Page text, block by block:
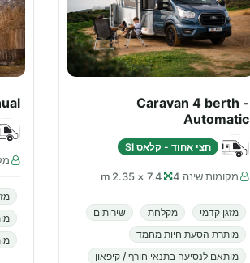
Caravan 4 berth -
Automatic
חצי אחוד - קלאס SI
מקומות שינה 4 7.4 × 2.35 m
מזגן קדמי מקלחת
שירותים
מותרת הסעת חיות מחמד
מותאם לנסיעה בתנאי חורף / קיפאון